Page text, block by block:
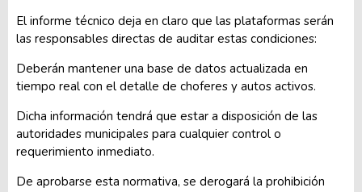
El informe técnico deja en claro que las plataformas serán
las responsables directas de auditar estas condiciones:
Deberán mantener una base de datos actualizada en
tiempo real con el detalle de choferes y autos activos.
Dicha información tendrá que estar a disposición de las
autoridades municipales para cualquier control o
requerimiento inmediato.
De aprobarse esta normativa, se derogará la prohibición